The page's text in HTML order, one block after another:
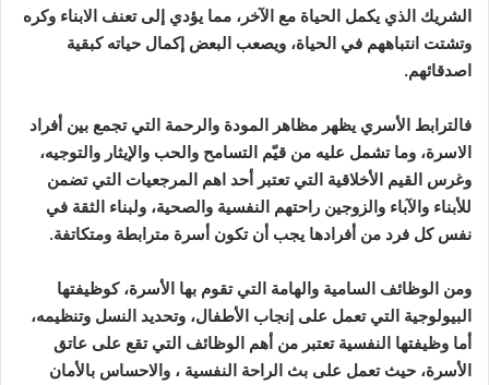
الشريك الذي يكمل الحياة مع الآخر، مما يؤدي إلى تعنف الابناء وكره
وتشتت انتباههم في الحياة، ويصعب البعض إكمال حياته كبقية
اصدقائهم.
فالترابط الأسري يظهر مظاهر المودة والرحمة التي تجمع بين أفراد
الاسرة، وما تشمل عليه من قيّم التسامح والحب والإيثار والتوجيه،
وغرس القيم الأخلاقية التي تعتبر أحد اهم المرجعيات التي تضمن
للأبناء والآباء والزوجين راحتهم النفسية والصحية، ولبناء الثقة في
نفس كل فرد من أفرادها يجب أن تكون أسرة مترابطة ومتكاتفة.
ومن الوظائف السامية والهامة التي تقوم بها الأسرة، كوظيفتها
البيولوجية التي تعمل على إنجاب الأطفال، وتحديد النسل وتنظيمه،
أما وظيفتها النفسية تعتبر من أهم الوظائف التي تقع على عاتق
الأسرة، حيث تعمل على بث الراحة النفسية ، والاحساس بالأمان